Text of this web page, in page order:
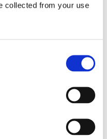
collected from your use140
125
30 gram / 40 gram
läsglasögonen....